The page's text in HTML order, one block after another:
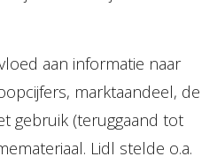
aan informatie naar
marktaandeel, de
gebruik (teruggaand tot
Lidl stelde o.a.